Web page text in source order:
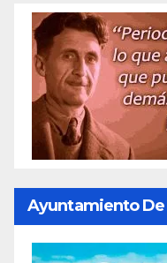
Ayuntamiento De